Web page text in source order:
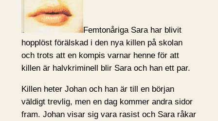
Femtonåriga Sara har blivit
hopplöst förälskad i den nya killen på skolan
och trots att en kompis varnar henne för att
killen är halvkriminell blir Sara och han ett par.
Killen heter Johan och han är till en början
väldigt trevlig, men en dag kommer andra sidor
fram. Johan visar sig vara rasist och Sara råkar